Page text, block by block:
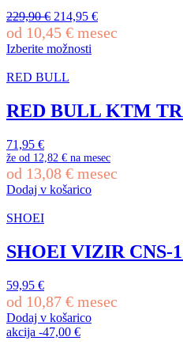
na
strani
izdelka
229,90€ Izvirna
cena
je
bila:
229,90 €.
214,95 €Trenutna
cena
od 10,45 € mesec
Izberite možnosti
izdelek
več
različic.
lahko
izberete
na
strani
RED BULL
RED BULL KTM
71,95 €
že od 12,82 € na mesec
od 13,08 € mesec
Dodaj v košarico
SHOEI
SHOEI VIZIR CNS-
59,95 €
od 10,87 € mesec
Dodaj v košarico
akcija -47,00 €